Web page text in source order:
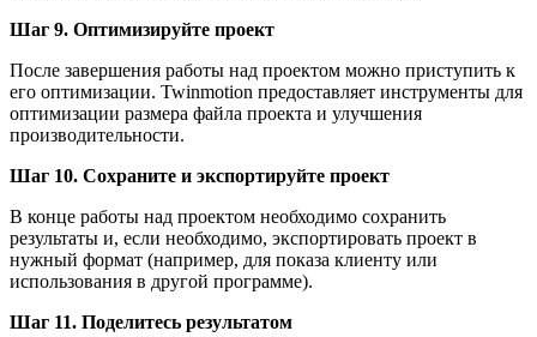
Шаг 9. Оптимизируйте проект
После завершения работы над проектом можно приступить к
его оптимизации. Twinmotion предоставляет инструменты для
оптимизации размера файла проекта и улучшения
производительности.
Шаг 10. Сохраните и экспортируйте проект
В конце работы над проектом необходимо сохранить
результаты и, если необходимо, экспортировать проект в
нужный формат (например, для показа клиенту или
использования в другой программе).
Шаг 11. Поделитесь результатом